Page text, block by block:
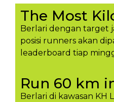
The Most
Berlari dengan target
posisi runners akan
leaderboard tiap
Run 60 km
Berlari di kawasan KH